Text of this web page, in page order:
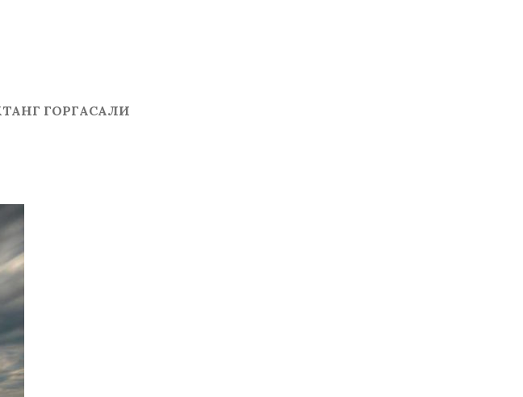
ГОРГАСАЛИ